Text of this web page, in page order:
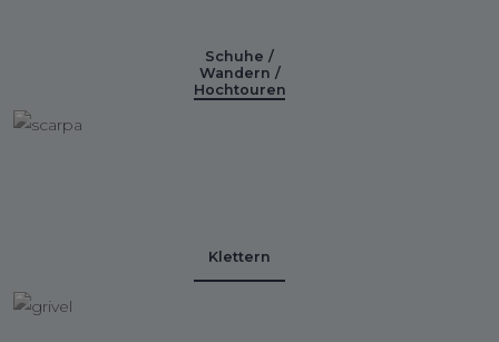
Schuhe /
Wandern /
Hochtouren
Klettern